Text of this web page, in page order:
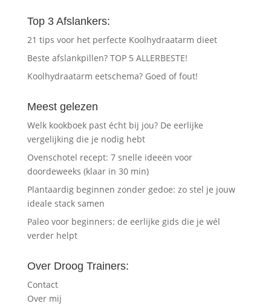
Top 3 Afslankers:
21 tips voor het perfecte Koolhydraatarm dieet
Beste afslankpillen? TOP 5 ALLERBESTE!
Koolhydraatarm eetschema? Goed of fout!
Meest gelezen
Welk kookboek past écht bij jou? De eerlijke
vergelijking die je nodig hebt
Ovenschotel recept: 7 snelle ideeën voor
doordeweeks (klaar in 30 min)
Plantaardig beginnen zonder gedoe: zo stel je jouw
ideale stack samen
Paleo voor beginners: de eerlijke gids die je wél
verder helpt
Over Droog Trainers:
Contact
Over mij